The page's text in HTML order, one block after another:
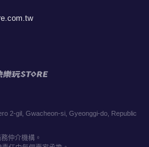
2-gil, Gwacheon-si, Gyeonggi-do, Republic
仲介機構。